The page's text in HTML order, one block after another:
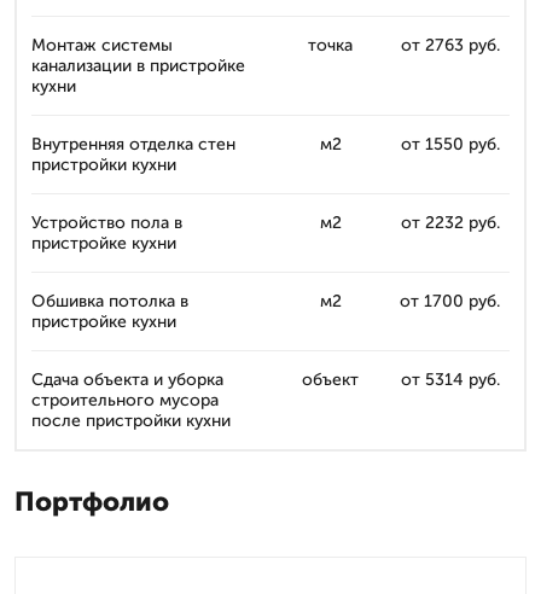
Монтаж системы
канализации в пристройке
кухни
точка от 2763 руб.
Внутренняя отделка стен
пристройки кухни
м2 от 1550 руб.
Устройство пола в
пристройке кухни
м2 от 2232 руб.
Обшивка потолка в
пристройке кухни
м2 от 1700 руб.
Сдача объекта и уборка
строительного мусора
после пристройки кухни
объект от 5314 руб.
Портфолио